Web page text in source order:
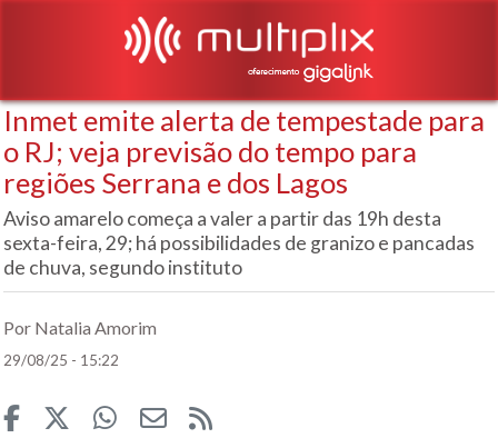
Inmet emite alerta de tempestade para
o RJ; veja previsão do tempo para
regiões Serrana e dos Lagos
Aviso amarelo começa a valer a partir das 19h desta
sexta-feira, 29; há possibilidades de granizo e pancadas
de chuva, segundo instituto
Por Natalia Amorim
29/08/25 - 15:22